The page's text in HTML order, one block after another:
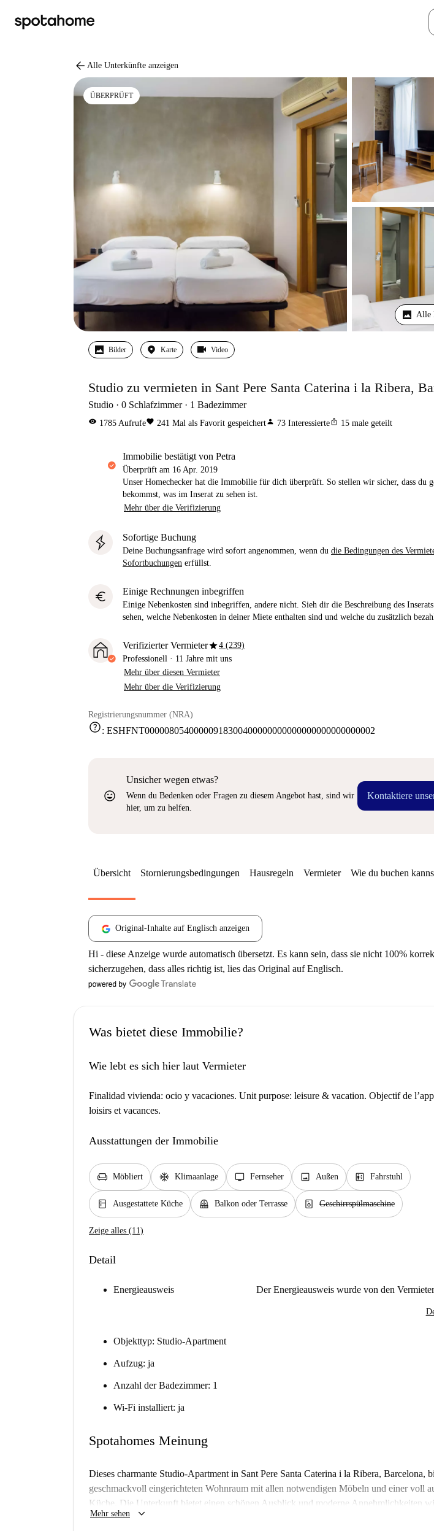
arrow_back Alle Unterkünfte anzeigen
ÜBERPRÜFT
Alle
Bilder Karte Video
Studio zu vermieten in Sant Pere Santa Caterina i la Ribera,
Studio 0 Schlafzimmer 1 Badezimmer
visibility 1785 Aufrufefavorite 241 Mal als Favorit gespeichertperson 73 Interessierteios_share 15 male geteilt
Immobilie bestätigt von Petra
Überprüft am 16 Apr. 2019
Unser Homechecker hat die Immobilie für dich überprüft. So stellen wir sicher, dass du
bekommst, was im Inserat zu sehen ist.
Mehr über die Verifizierung
Sofortige Buchung
Deine Buchungsanfrage wird sofort angenommen, wenn du die Bedingungen des
Sofortbuchungen erfüllst.
euro Einige Rechnungen inbegriffen
Einige Nebenkosten sind inbegriffen, andere nicht. Sieh dir die Beschreibung des
sehen, welche Nebenkosten in deiner Miete enthalten sind und welche du zusätzlich
Verifizierter Vermieterstar4 (239)
Professionell · 11 Jahre mit uns
Mehr über diesen Vermieter
Mehr über die Verifizierung
Registrierungsnummer (NRA)
help: ESHFNT00000805400000918300400000000000000000000000002
sentiment_very_satisfied
Unsicher wegen etwas?
Wenn du Bedenken oder Fragen zu diesem Angebot hast, sind wir
hier, um zu helfen.
Kontaktiere
Übersicht Stornierungsbedingungen Hausregeln Vermieter Wie du buchen
Original-Inhalte auf Englisch anzeigen
Hi - diese Anzeige wurde automatisch übersetzt. Es kann sein, dass sie nicht 100%
sicherzugehen, dass alles richtig ist, lies das Original auf Englisch.
Was bietet diese Immobilie?
Wie lebt es sich hier laut Vermieter
Finalidad vivienda: ocio y vacaciones. Unit purpose: leisure & vacation. Objectif de
loisirs et vacances.
Ausstattungen der Immobilie
chair Möbliert ac_unit Klimaanlage tv Fernseher image Außen elevator Fahrstuhl
kitchen Ausgestattete Küche balcony Balkon oder Terrasse dishwasher_gen Geschirrspülmaschine
Zeige alles (11)
Detail
Energieausweis Der Energieausweis wurde von den
Objekttyp: Studio-Apartment
Aufzug: ja
Anzahl der Badezimmer: 1
Wi-Fi installiert: ja
Spotahomes Meinung
Dieses charmante Studio-Apartment in Sant Pere Santa Caterina i la Ribera, Barcelona,
geschmackvoll eingerichteten Wohnraum mit allen notwendigen Möbeln und einer voll
Küche. Die Unterkunft bietet einen schönen Ausblick und moderne Annehmlichkeiten
individuell regulierbare Klimaanlage und einen gemütlichen Balkon oder eine Terrasse.
Mehr sehen keyboard_arrow_down